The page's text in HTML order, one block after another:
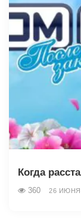
Когда
360 26 ИЮНЯ,